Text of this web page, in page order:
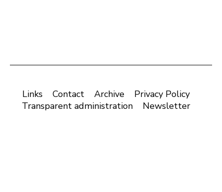
Links Contact Archive
Privacy Policy
Transparent administration
Newsletter